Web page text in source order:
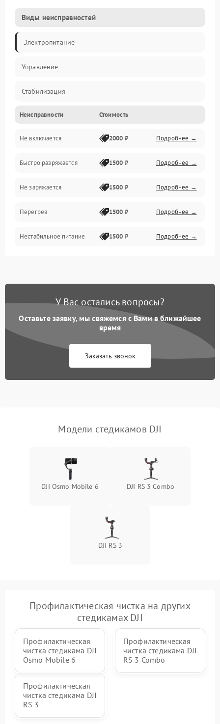
Виды неисправностей
Электропитание
Управление
Стабилизация
Механика
Корпус
Неисправности Стоимость
Не включается 2000 ₽ Подробнее →
Быстро разряжается 1500 ₽ Подробнее →
Не заряжается 1500 ₽ Подробнее →
Перегрев 1500 ₽ Подробнее →
Нестабильное питание 1500 ₽ Подробнее →
У Вас остались вопросы?
Оставьте заявку, мы свяжемся с Вами в ближайшее
время
Заказать звонок
Модели стедикамов DJI
DJI Osmo Mobile 6 DJI RS 3 Combo
DJI RS 3
Профилактическая чистка на других
стедикамах DJI
Профилактическая
чистка стедикама DJI
Osmo Mobile 6
Профилактическая
чистка стедикама DJI
RS 3 Combo
Профилактическая
чистка стедикама DJI
RS 3